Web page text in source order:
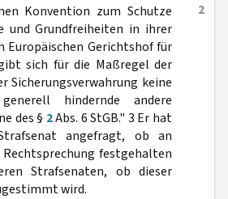
2
Konvention zum Schutze
und Grundfreiheiten in ihrer
Europäischen Gerichtshof für
sich für die Maßregel der
Sicherungsverwahrung keine
hindernde andere
des § 2Abs. 6 StGB." 3 Er hat
angefragt, ob an
festgehalten
Strafsenaten, ob dieser
wird.